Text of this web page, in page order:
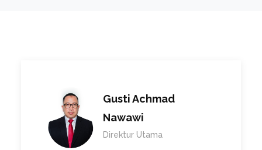
Gusti Achmad
Nawawi
Direktur Utama